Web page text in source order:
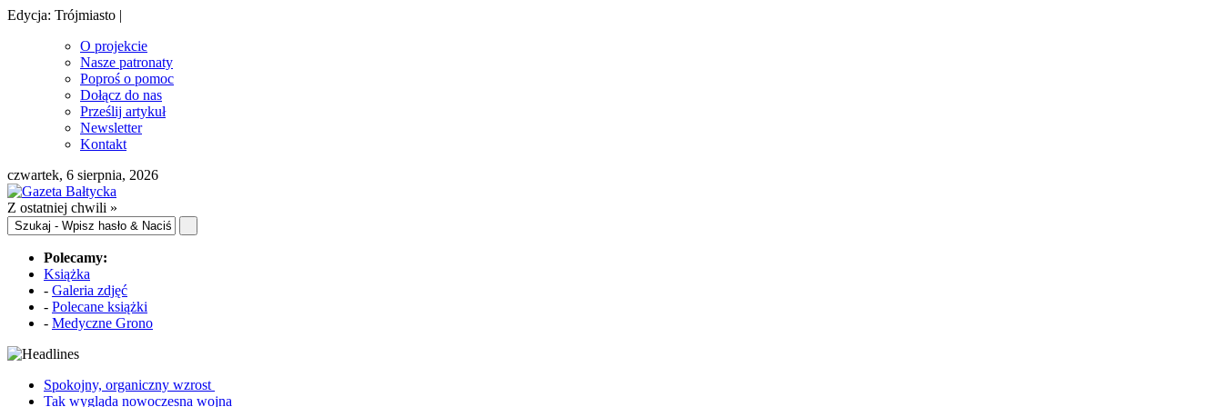
Edycja: Trójmiasto |
O projekcie
Nasze patronaty
Poproś o pomoc
Dołącz do nas
Prześlij artykuł
Newsletter
Kontakt
czwartek, 6 sierpnia, 2026
Z ostatniej chwili »
Polecamy:
Książka
- Galeria zdjęć
- Polecane książki
- Medyczne Grono
Spokojny, organiczny wzrost
Tak wygląda nowoczesna wojna